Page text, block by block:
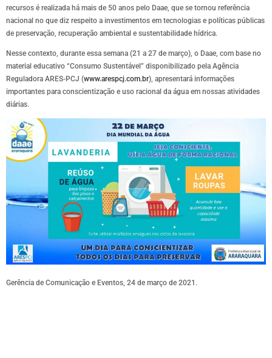
recursos é realizada há mais de 50 anos pelo Daae, que se tornou referência
nacional no que diz respeito a investimentos em tecnologias e políticas públicas
de preservação, recuperação ambiental e sustentabilidade hídrica.
Nesse contexto, durante essa semana (21 a 27 de março), o Daae, com base no
material educativo “Consumo Sustentável” disponibilizado pela Agência
Reguladora ARES-PCJ (www.arespcj.com.br), apresentará informações
importantes para conscientização e uso racional da água em nossas atividades
diárias.
Gerência de Comunicação e Eventos, 24 de março de 2021.